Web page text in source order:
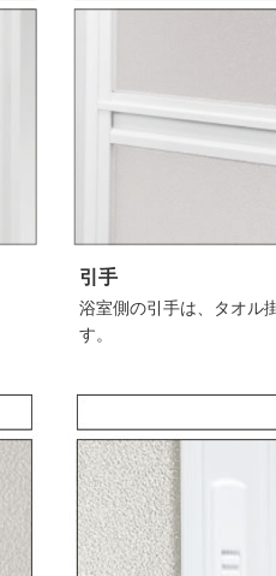
引手
浴室側の引手は、タオル
す。